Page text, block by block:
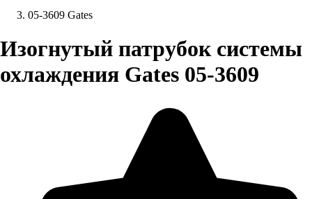
05-3609 Gates
Изогнутый патрубок системы
охлаждения Gates 05-3609